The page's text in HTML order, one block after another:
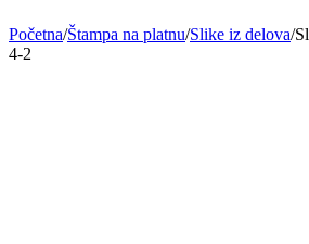
Početna/Štampa na platnu/Slike iz delova/
4-2